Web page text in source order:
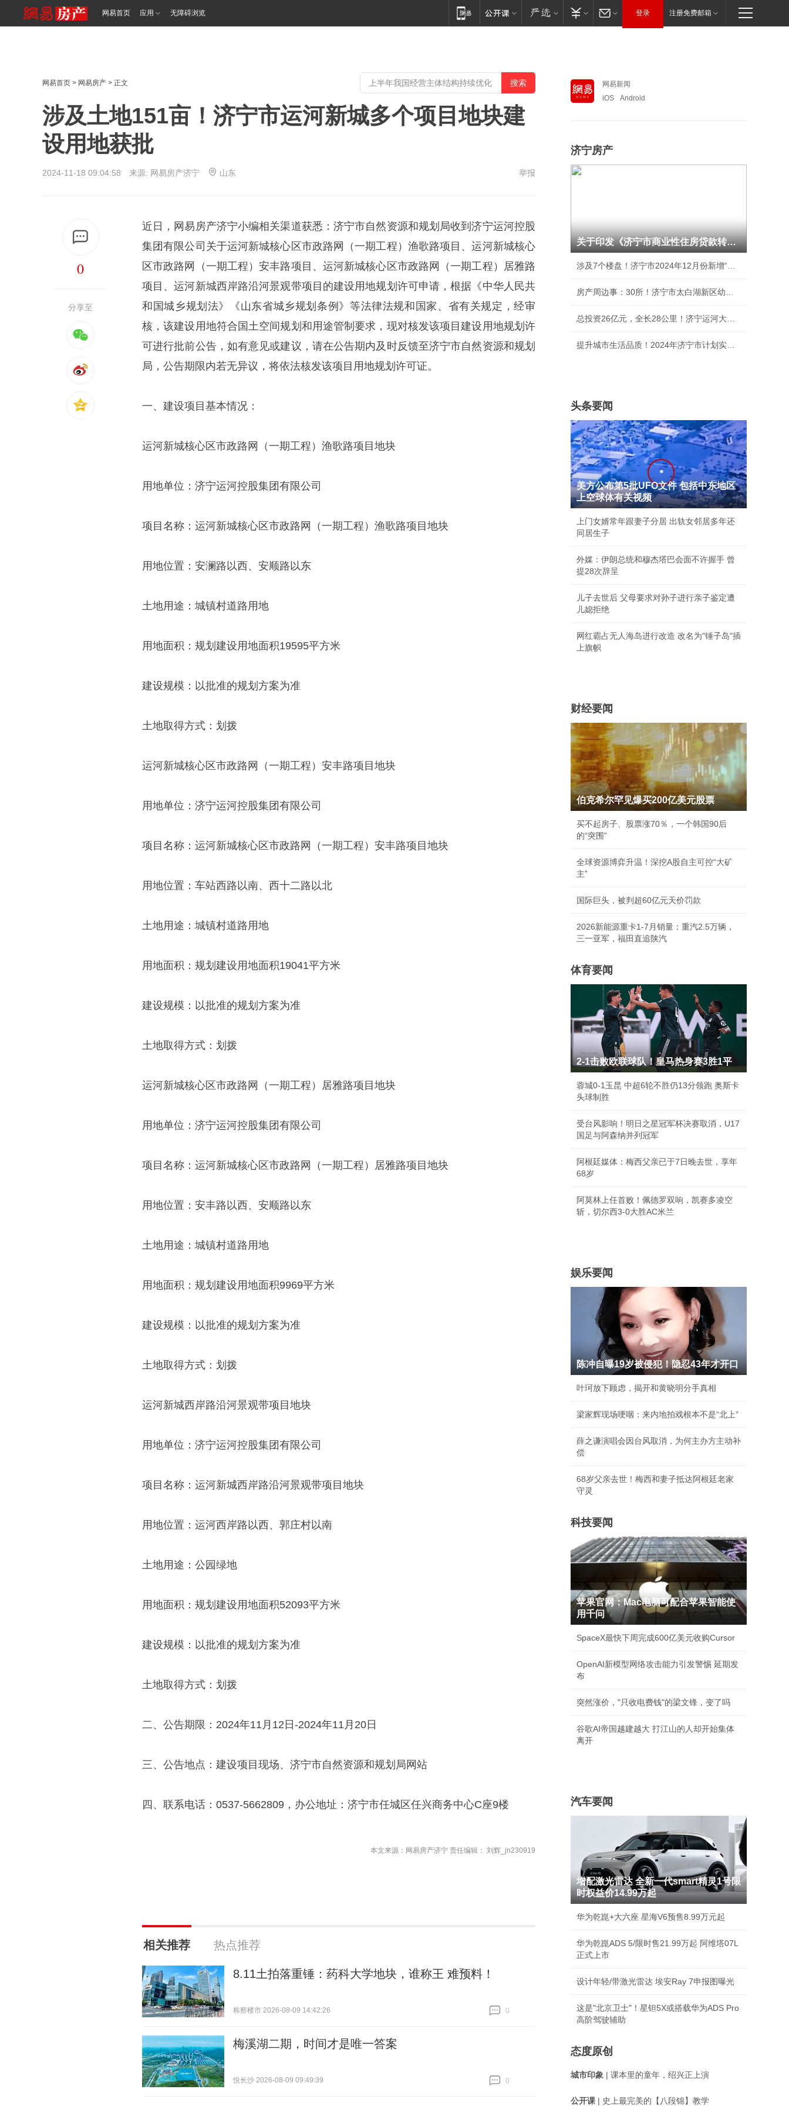
网易首页 应用 无障碍浏览 登录 注册免费邮箱
网易首页 > 网易房产 > 正文
涉及土地151亩！济宁市运河新城多个项目地块建
设用地获批
2024-11-18 09:04:58 来源: 网易房产济宁 山东 举报
0
分享至
近日，网易房产济宁小编相关渠道获悉：济宁市自然资源和规划局收到济宁运河控股
集团有限公司关于运河新城核心区市政路网（一期工程）渔歌路项目、运河新城核心
区市政路网（一期工程）安丰路项目、运河新城核心区市政路网（一期工程）居雅路
项目、运河新城西岸路沿河景观带项目的建设用地规划许可申请，根据《中华人民共
和国城乡规划法》《山东省城乡规划条例》等法律法规和国家、省有关规定，经审
核，该建设用地符合国土空间规划和用途管制要求，现对核发该项目建设用地规划许
可进行批前公告，如有意见或建议，请在公告期内及时反馈至济宁市自然资源和规划
局，公告期限内若无异议，将依法核发该项目用地规划许可证。
一、建设项目基本情况：
运河新城核心区市政路网（一期工程）渔歌路项目地块
用地单位：济宁运河控股集团有限公司
项目名称：运河新城核心区市政路网（一期工程）渔歌路项目地块
用地位置：安澜路以西、安顺路以东
土地用途：城镇村道路用地
用地面积：规划建设用地面积19595平方米
建设规模：以批准的规划方案为准
土地取得方式：划拨
运河新城核心区市政路网（一期工程）安丰路项目地块
用地单位：济宁运河控股集团有限公司
项目名称：运河新城核心区市政路网（一期工程）安丰路项目地块
用地位置：车站西路以南、西十二路以北
土地用途：城镇村道路用地
用地面积：规划建设用地面积19041平方米
建设规模：以批准的规划方案为准
土地取得方式：划拨
运河新城核心区市政路网（一期工程）居雅路项目地块
用地单位：济宁运河控股集团有限公司
项目名称：运河新城核心区市政路网（一期工程）居雅路项目地块
用地位置：安丰路以西、安顺路以东
土地用途：城镇村道路用地
用地面积：规划建设用地面积9969平方米
建设规模：以批准的规划方案为准
土地取得方式：划拨
运河新城西岸路沿河景观带项目地块
用地单位：济宁运河控股集团有限公司
项目名称：运河新城西岸路沿河景观带项目地块
用地位置：运河西岸路以西、郭庄村以南
土地用途：公园绿地
用地面积：规划建设用地面积52093平方米
建设规模：以批准的规划方案为准
土地取得方式：划拨
二、公告期限：2024年11月12日-2024年11月20日
三、公告地点：建设项目现场、济宁市自然资源和规划局网站
四、联系电话：0537-5662809，办公地址：济宁市任城区任兴商务中心C座9楼
本文来源：网易房产济宁 责任编辑： 刘辉_jn230919
相关推荐 热点推荐
8.11土拍落重锤：药科大学地块，谁称王 难预料！
栋察楼市 2026-08-09 14:42:26
0
梅溪湖二期，时间才是唯一答案
悦长沙 2026-08-09 09:49:39
0
网易新闻
iOS
Android
济宁房产
关于印发《济宁市商业性住房贷款转个人住房公积
头条要闻
美方公布第5批UFO文件 包括中东地区
上空球体有关视频
上门女婿常年跟妻子分居 出轨女邻居多年还
同居生子
外媒：伊朗总统和穆杰塔巴会面不许握手 曾
提28次辞呈
儿子去世后 父母要求对孙子进行亲子鉴定遭
儿媳拒绝
网红霸占无人海岛进行改造 改名为"锤子岛"插
上旗帜
财经要闻
伯克希尔罕见爆买200亿美元股票
买不起房子、股票涨70％，一个韩国90后
的“突围”
全球资源博弈升温！深挖A股自主可控“大矿
主”
国际巨头，被判超60亿元天价罚款
2026新能源重卡1-7月销量：重汽2.5万辆，
三一亚军，福田直追陕汽
体育要闻
2-1击败欧联球队！皇马热身赛3胜1平
蓉城0-1玉昆 中超6轮不胜仍13分领跑 奥斯卡
头球制胜
受台风影响！明日之星冠军杯决赛取消，U17
国足与阿森纳并列冠军
阿根廷媒体：梅西父亲已于7日晚去世，享年
68岁
阿莫林上任首败！佩德罗双响，凯赛多凌空
斩，切尔西3-0大胜AC米兰
娱乐要闻
陈冲自曝19岁被侵犯！隐忍43年才开口
叶珂放下顾虑，揭开和黄晓明分手真相
梁家辉现场哽咽：来内地拍戏根本不是“北上”
薛之谦演唱会因台风取消，为何主办方主动补
偿
68岁父亲去世！梅西和妻子抵达阿根廷老家
守灵
科技要闻
苹果官网：Mac电脑可配合苹果智能使
用千问
SpaceX最快下周完成600亿美元收购Cursor
OpenAI新模型网络攻击能力引发警惕 延期发
布
突然涨价，"只收电费钱"的梁文锋，变了吗
谷歌AI帝国越建越大 打江山的人却开始集体
离开
汽车要闻
增配激光雷达 全新一代smart精灵1号限
时权益价14.99万起
华为乾崑+大六座 星海V6预售8.99万元起
华为乾崑ADS 5/限时售21.99万起 阿维塔07L
正式上市
设计年轻/带激光雷达 埃安Ray 7申报图曝光
这是"北京卫士"！星钽5X或搭载华为ADS Pro
高阶驾驶辅助
态度原创
城市印象 | 课本里的童年，绍兴正上演
公开课 | 史上最完美的【八段锦】教学